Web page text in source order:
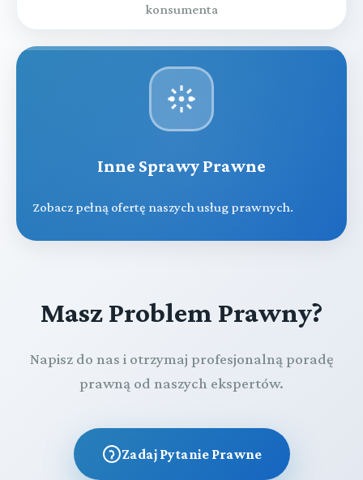
konsumenta
Inne Sprawy Prawne
Zobacz pełną ofertę naszych usług prawnych.
Masz Problem Prawny?
Napisz do nas i otrzymaj profesjonalną poradę
prawną od naszych ekspertów.
Zadaj Pytanie Prawne